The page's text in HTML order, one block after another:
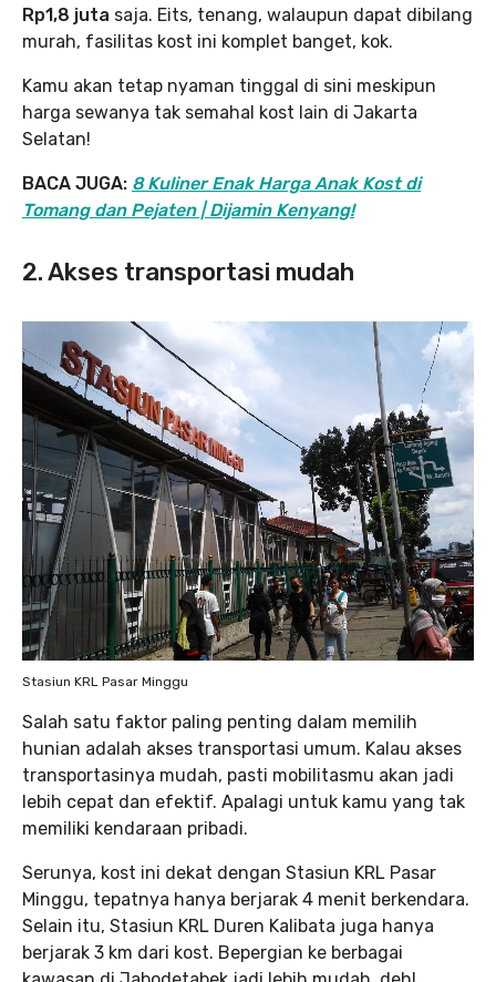
Rp1,8 juta saja. Eits, tenang, walaupun dapat dibilang
murah, fasilitas kost ini komplet banget, kok.
Kamu akan tetap nyaman tinggal di sini meskipun
harga sewanya tak semahal kost lain di Jakarta
Selatan!
BACA JUGA: 8 Kuliner Enak Harga Anak Kost di
Tomang dan Pejaten | Dijamin Kenyang!
2. Akses transportasi mudah
Stasiun KRL Pasar Minggu
Salah satu faktor paling penting dalam memilih
hunian adalah akses transportasi umum. Kalau akses
transportasinya mudah, pasti mobilitasmu akan jadi
lebih cepat dan efektif. Apalagi untuk kamu yang tak
memiliki kendaraan pribadi.
Serunya, kost ini dekat dengan Stasiun KRL Pasar
Minggu, tepatnya hanya berjarak 4 menit berkendara.
Selain itu, Stasiun KRL Duren Kalibata juga hanya
berjarak 3 km dari kost. Bepergian ke berbagai